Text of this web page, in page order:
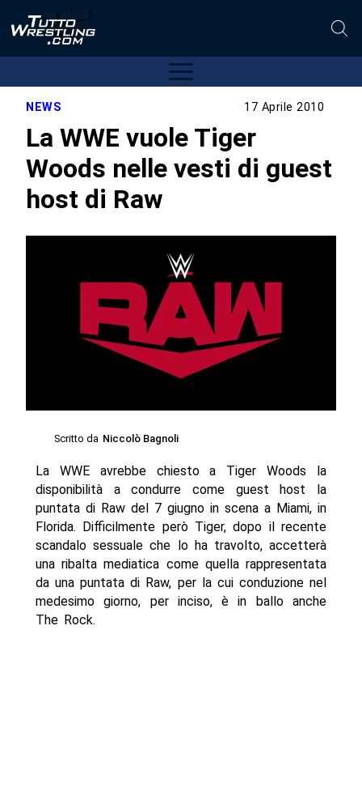
NEWS 17 Aprile 2010
La WWE vuole Tiger
Woods nelle vesti di guest
host di Raw
Scritto da Niccolò Bagnoli
La WWE avrebbe chiesto a Tiger Woods la
disponibilità a condurre come guest host la
puntata di Raw del 7 giugno in scena a Miami, in
Florida. Difficilmente però Tiger, dopo il recente
scandalo sessuale che lo ha travolto, accetterà
una ribalta mediatica come quella rappresentata
da una puntata di Raw, per la cui conduzione nel
medesimo giorno, per inciso, è in ballo anche
The Rock.